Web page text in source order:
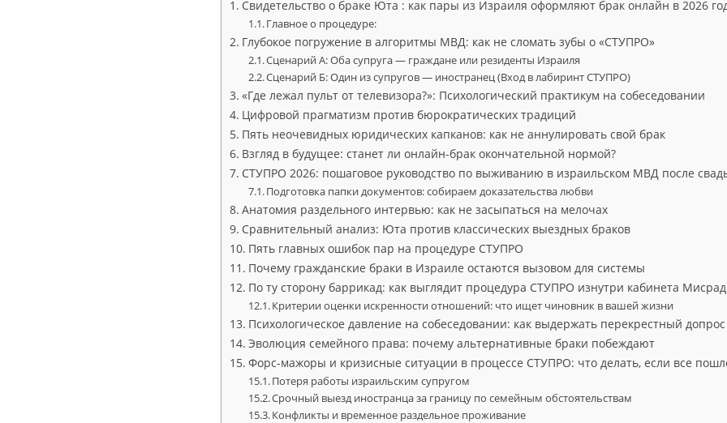
Свидетельство о браке Юта : как пары из Израиля оформляют брак онлайн в 2026
Главное о процедуре:
Глубокое погружение в алгоритмы МВД: как не сломать зубы о «СТУПРО»
Сценарий А: Оба супруга — граждане или резиденты Израиля
Сценарий Б: Один из супругов — иностранец (Вход в лабиринт СТУПРО)
«Где лежал пульт от телевизора?»: Психологический практикум на собеседовании
Цифровой прагматизм против бюрократических традиций
Пять неочевидных юридических капканов: как не аннулировать свой брак
Взгляд в будущее: станет ли онлайн-брак окончательной нормой?
СТУПРО 2026: пошаговое руководство по выживанию в израильском МВД после
Подготовка папки документов: собираем доказательства любви
Анатомия раздельного интервью: как не засыпаться на мелочах
Сравнительный анализ: Юта против классических выездных браков
Пять главных ошибок пар на процедуре СТУПРО
Почему гражданские браки в Израиле остаются вызовом для системы
По ту сторону баррикад: как выглядит процедура СТУПРО изнутри кабинета
Критерии оценки искренности отношений: что ищет чиновник в вашей жизни
Психологическое давление на собеседовании: как выдержать перекрестный допрос
Эволюция семейного права: почему альтернативные браки побеждают
Форс-мажоры и кризисные ситуации в процессе СТУПРО: что делать, если все
Потеря работы израильским супругом
Срочный выезд иностранца за границу по семейным обстоятельствам
Конфликты и временное раздельное проживание